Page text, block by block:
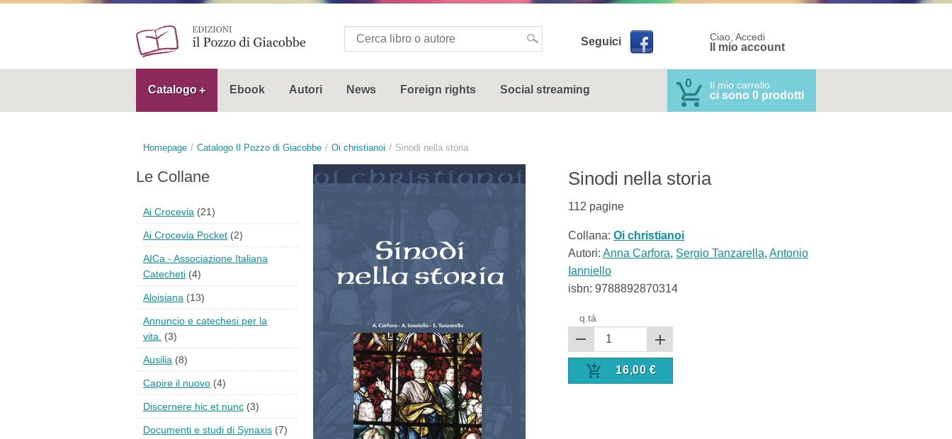
Seguici Ciao, Accedi
Il mio account
Catalogo Ebook Autori News Foreign rights Social streaming 0 Il mio carrello
ci sono 0 prodotti
Homepage Catalogo Il Pozzo di Giacobbe Oi christianoi Sinodi nella storia
Sinodi nella storia
112 pagine
Collana: Oi christianoi
Autori: Anna Carfora, Sergio Tanzarella, Antonio
Ianniello
isbn: 9788892870314
q.tà
16,00 €
Le Collane
Ai Crocevia (21)
Ai Crocevia Pocket (2)
AICa - Associazione Italiana
Catecheti (4)
Aloisiana (13)
Annuncio e catechesi per la
vita.
(3)
Ausilia (8)
Capire il nuovo (4)
Discernere hic et nunc (3)
Documenti e studi di Synaxis (7)